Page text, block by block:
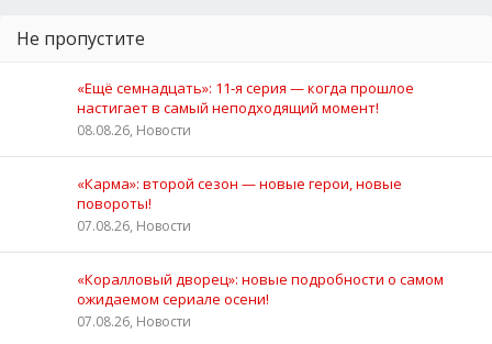
Не пропустите
«Ещё семнадцать»: 11‑я серия — когда прошлое
настигает в самый неподходящий момент!
08.08.26, Новости
«Карма»: второй сезон — новые герои, новые
повороты!
07.08.26, Новости
«Коралловый дворец»: новые подробности о самом
ожидаемом сериале осени!
07.08.26, Новости